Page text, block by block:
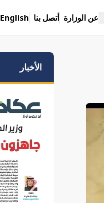
عن الوزارة أتصل بنا English
الأخبار